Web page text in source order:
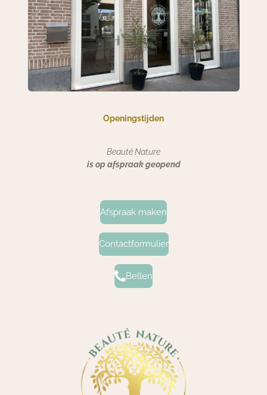
Openingstijden
Beauté Nature
is op afspraak geopend
Afspraak maken
Contactformulier
Bellen